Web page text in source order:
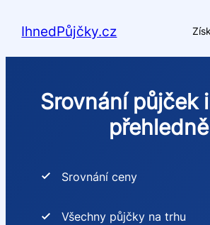
IhnedPůjčky.cz
Srovnání půjček
přehledně
Srovnání ceny
Všechny půjčky na trhu